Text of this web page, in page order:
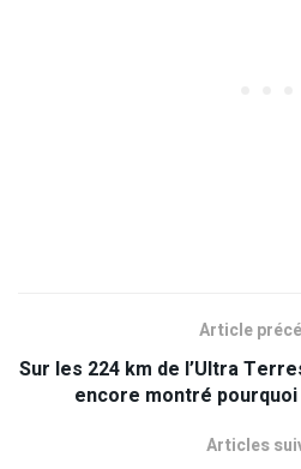
Article
Sur les 224 km de l’Ultra
encore montré
Articles